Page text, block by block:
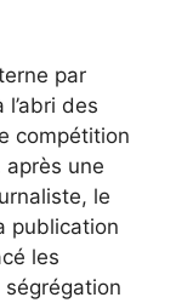
par
l’abri des
compétition
une
le
publication
les
ségrégation